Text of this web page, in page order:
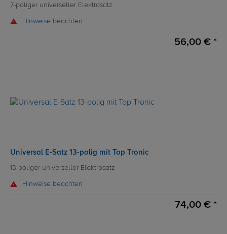
7-poliger universeller Elektrosatz
Hinweise beachten
56,00 € *
Universal E-Satz 13-polig mit Top Tronic
13-poliger universeller Elektrosatz
Hinweise beachten
74,00 € *